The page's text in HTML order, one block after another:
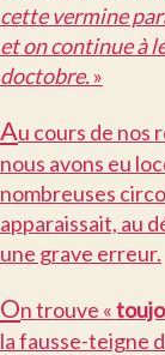
cette vermine
et on continue à
doctobre.»
Au cours de nos
nous avons eu
nombreuses
apparaissait, au
une grave erreur.
On trouve «
la fausse-teigne